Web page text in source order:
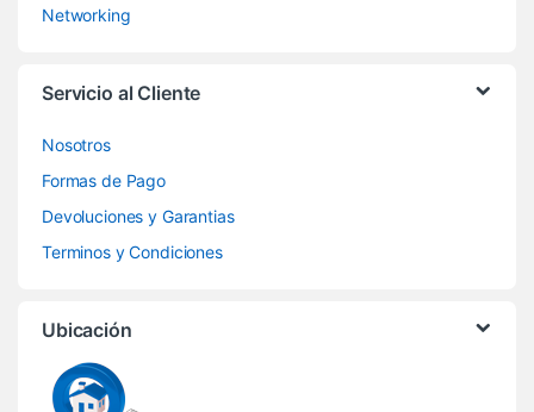
Networking
Servicio al Cliente
Nosotros
Formas de Pago
Devoluciones y Garantias
Terminos y Condiciones
Ubicación